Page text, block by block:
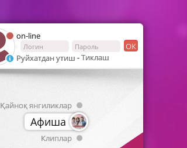
on-line
ОК
Руйхатдан утиш -Тиклаш
Қайноқ янгиликлар
Афиша
Клиплар